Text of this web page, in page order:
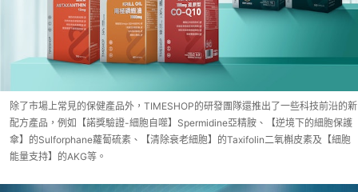
除了市場上常見的保健產品外，TIMESHOP的研發團隊還推出了一些科技前沿的新
配方產品，例如【諾獎驗證-細胞自噬】Spermidine亞精胺、【逆境下的細胞保護
傘】的Sulforphane蘿蔔硫素、【清除衰老細胞】的Taxifolin二氧槲皮素及【細胞
能量支持】的AKG等。